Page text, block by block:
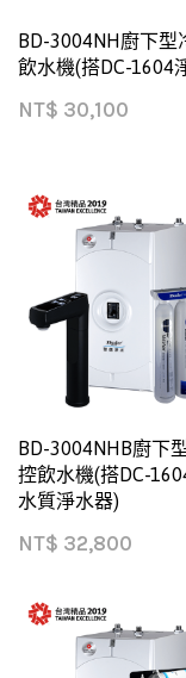
BD-3004NH廚下型
飲水機(搭DC-1604
NT$ 30,100
BD-3004NHB廚下
控飲水機(搭DC-
水質淨水器)
NT$ 32,800